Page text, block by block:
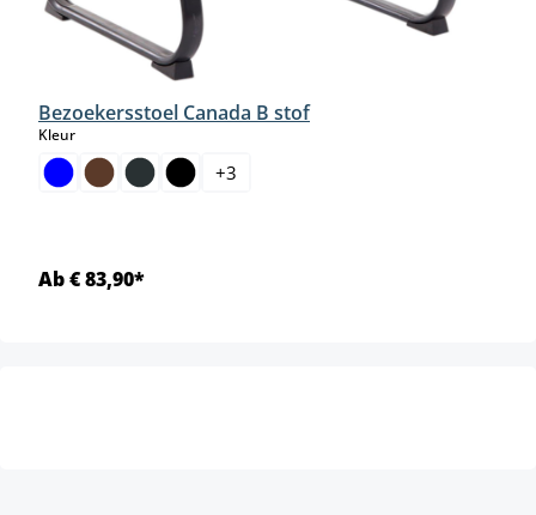
Bezoekersstoel Canada B stof
Kleurselect
+3
Ab € 83,90*